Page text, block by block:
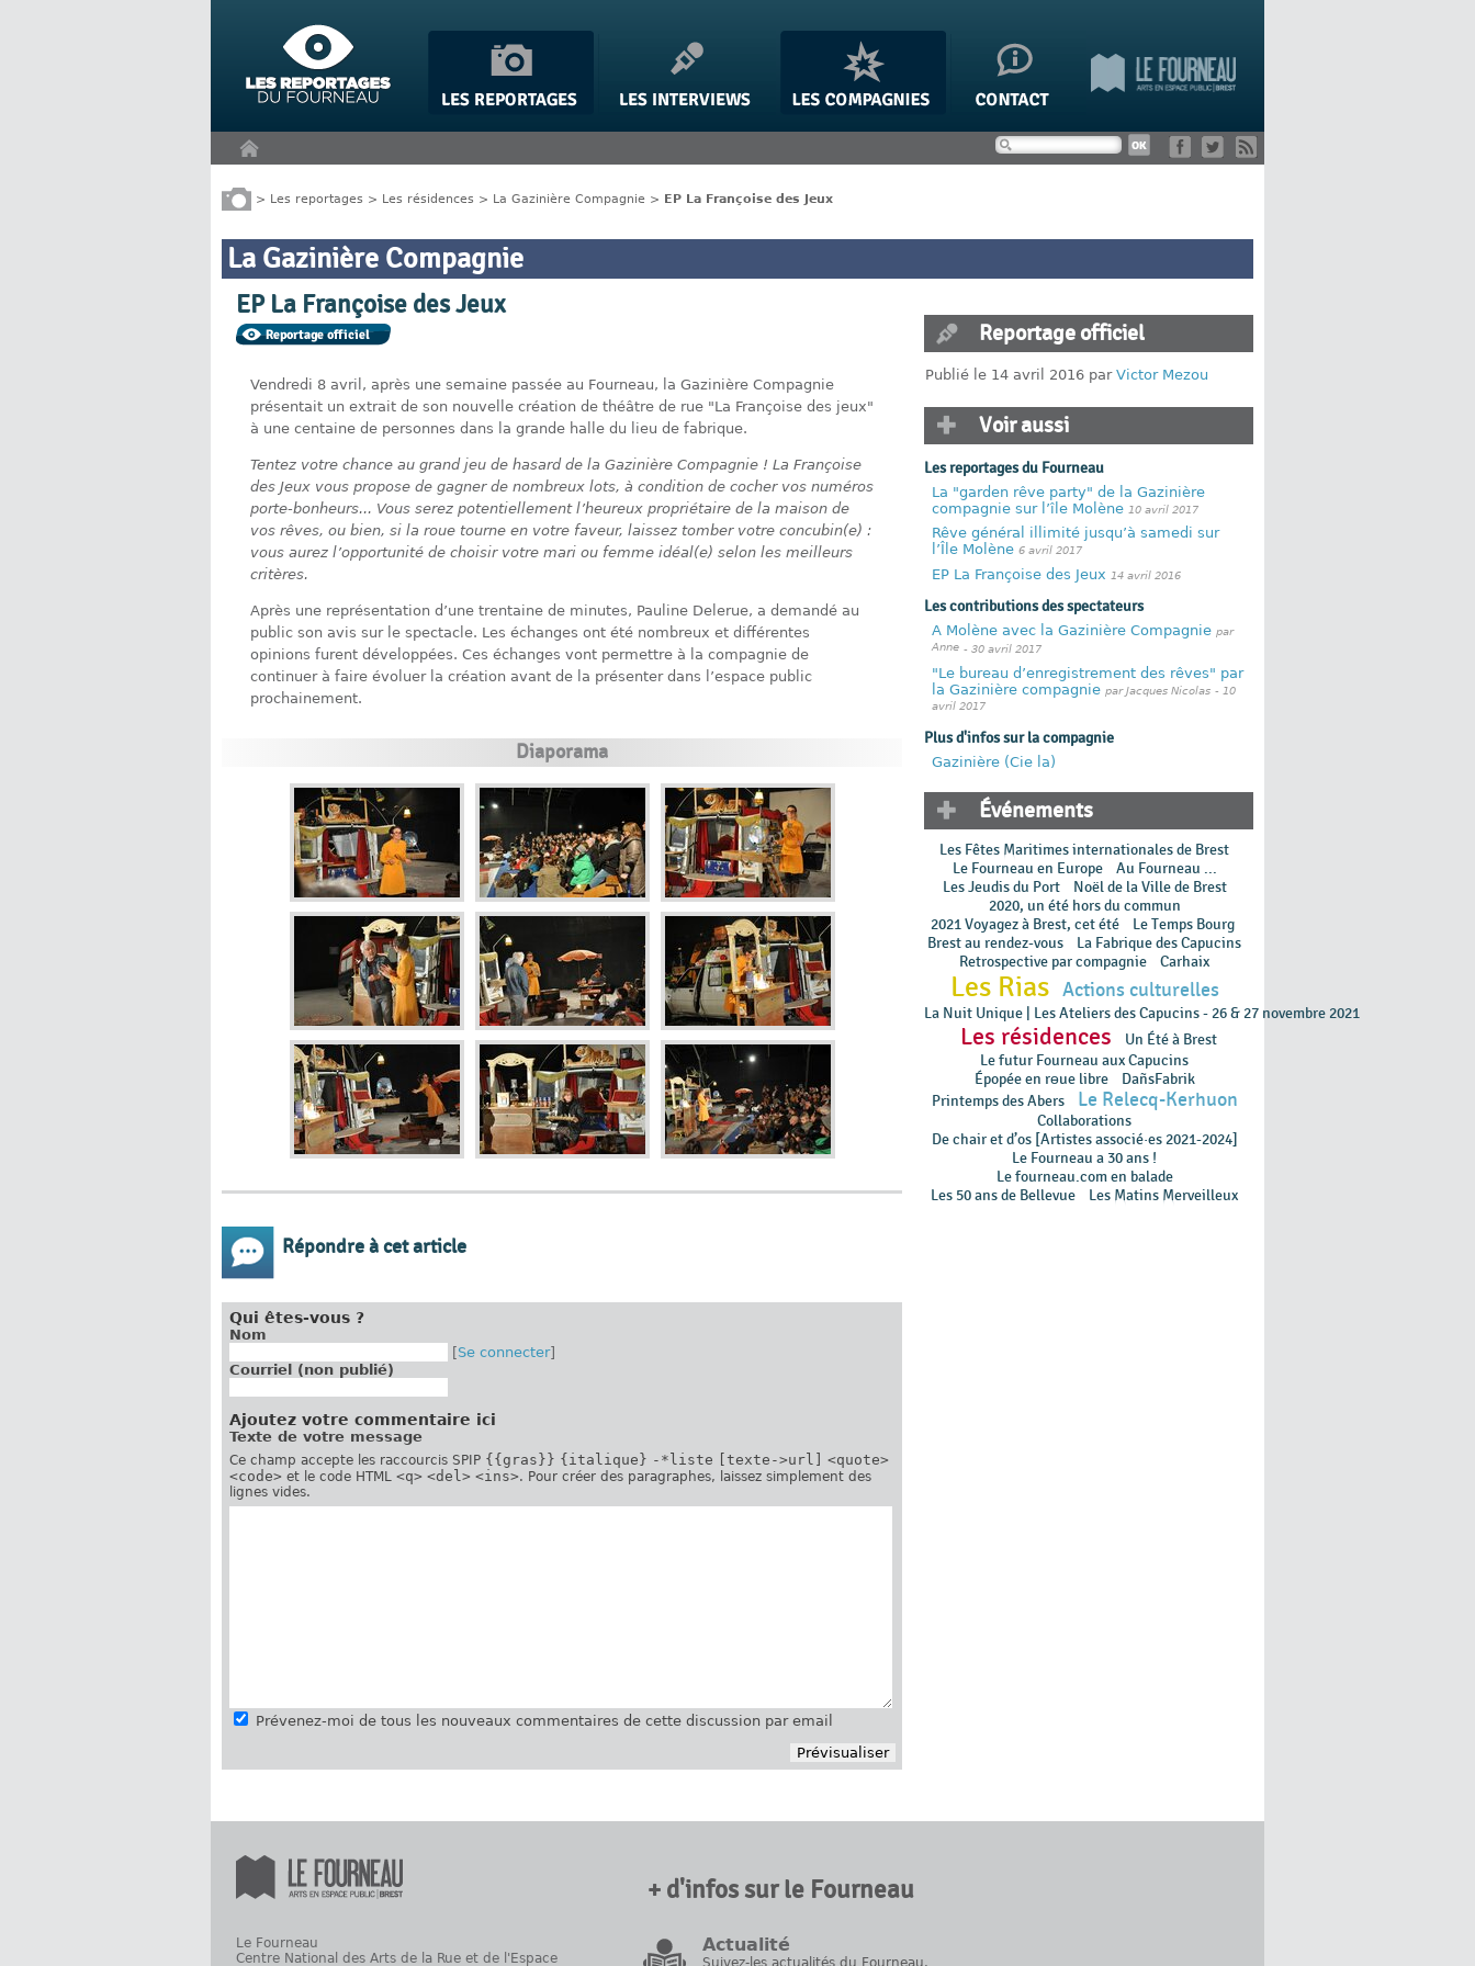
> Les reportages > Les résidences > La Gazinière Compagnie > EP La Françoise des Jeux
La Gazinière Compagnie
EP La Françoise des Jeux
Vendredi 8 avril, après une semaine passée au Fourneau, la Gazinière Compagnie
présentait un extrait de son nouvelle création de théâtre de rue "La Françoise des jeux"
à une centaine de personnes dans la grande halle du lieu de fabrique.
Tentez votre chance au grand jeu de hasard de la Gazinière Compagnie ! La Françoise
des Jeux vous propose de gagner de nombreux lots, à condition de cocher vos numéros
porte-bonheurs... Vous serez potentiellement l’heureux propriétaire de la maison de
vos rêves, ou bien, si la roue tourne en votre faveur, laissez tomber votre concubin(e) :
vous aurez l’opportunité de choisir votre mari ou femme idéal(e) selon les meilleurs
critères.
Après une représentation d’une trentaine de minutes, Pauline Delerue, a demandé au
public son avis sur le spectacle. Les échanges ont été nombreux et différentes
opinions furent développées. Ces échanges vont permettre à la compagnie de
continuer à faire évoluer la création avant de la présenter dans l’espace public
prochainement.
Diaporama
Répondre à cet article
Qui êtes-vous ?
Nom
[Se connecter]
Courriel (non publié)
Ajoutez votre commentaire ici
Texte de votre message
Ce champ accepte les raccourcis SPIP {{gras}} {italique} -*liste [texte->url]
<quote>
<code> et le code HTML <q> <del> <ins>. Pour créer des paragraphes, laissez simplement des
lignes vides.
Prévenez-moi de tous les nouveaux commentaires de cette discussion par email
Reportage officiel
Publié le 14 avril 2016 parVictor Mezou
Voir aussi
Les reportages du Fourneau
La "garden rêve party" de la Gazinière
compagnie sur l’île Molène 10 avril 2017
Rêve général illimité jusqu’à samedi sur
l’Île Molène 6 avril 2017
EP La Françoise des Jeux 14 avril 2016
Les contributions des spectateurs
A Molène avec la Gazinière Compagnie par
Anne - 30 avril 2017
"Le bureau d’enregistrement des rêves" par
la Gazinière compagnie par Jacques Nicolas - 10
avril 2017
Plus d'infos sur la compagnie
Gazinière (Cie la)
Événements
Les Fêtes Maritimes internationales de Brest
Le Fourneau en Europe
Au Fourneau ...
Les Jeudis du Port
Noël de la Ville de Brest
2020, un été hors du commun
2021 Voyagez à Brest, cet été
Le Temps Bourg
Brest au rendez-vous
La Fabrique des Capucins
Retrospective par compagnie
Carhaix
Les Rias Actions culturelles
La Nuit Unique | Les Ateliers des Capucins - 26 & 27 novembre 2021
Les résidences
Un Été à Brest
Le futur Fourneau aux Capucins
Épopée en rɵue libre
DañsFabrik
Printemps des Abers
Le Relecq-Kerhuon
Collaborations
De chair et d’os [Artistes associé·es 2021-2024]
Le Fourneau a 30 ans !
Le fourneau.com en balade
Les 50 ans de Bellevue
Les Matins Merveilleux
Le Fourneau
Centre National des Arts de la Rue et de l'Espace
+ d'infos sur le Fourneau
Actualité
Suivez-les actualités du Fourneau.